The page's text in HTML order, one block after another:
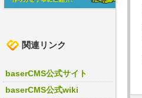
関連リンク
baserCMS公式サイト
baserCMS公式wiki